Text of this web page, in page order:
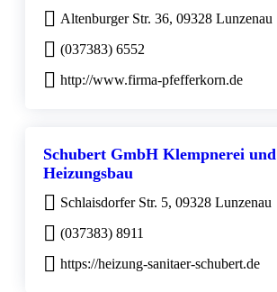
Altenburger Str. 36, 09328 Lunzenau
(037383) 6552
http://www.firma-pfefferkorn.de
Schubert GmbH Klempnerei und
Heizungsbau
Schlaisdorfer Str. 5, 09328 Lunzenau
(037383) 8911
https://heizung-sanitaer-schubert.de